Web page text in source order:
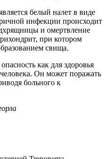
белый налет в виде
инфекции происходит
и омертвление
при котором
свища.
как для здоровья
Он может поражать
больного к